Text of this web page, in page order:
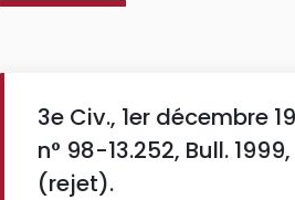
3e Civ., 1er décembre
n° 98-13.252, Bull. 1999,
(rejet).